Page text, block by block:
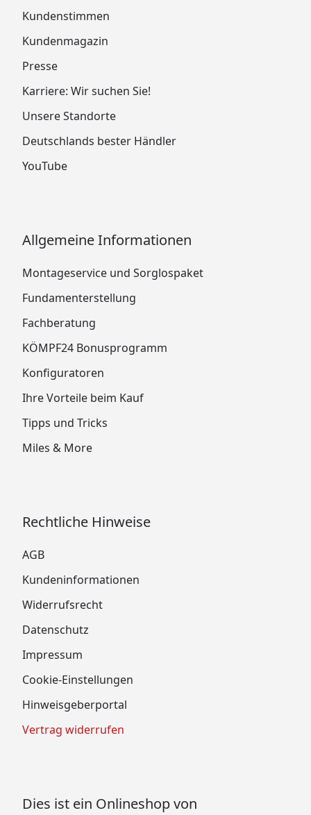
Kundenstimmen
Kundenmagazin
Presse
Karriere: Wir suchen Sie!
Unsere Standorte
Deutschlands bester Händler
YouTube
Allgemeine Informationen
Montageservice und Sorglospaket
Fundamenterstellung
Fachberatung
KÖMPF24 Bonusprogramm
Konfiguratoren
Ihre Vorteile beim Kauf
Tipps und Tricks
Miles & More
Rechtliche Hinweise
AGB
Kundeninformationen
Widerrufsrecht
Datenschutz
Impressum
Cookie-Einstellungen
Hinweisgeberportal
Vertrag widerrufen
Dies ist ein Onlineshop von